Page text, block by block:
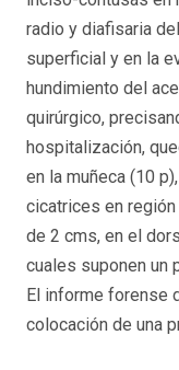
radio y diafisaria
superficial y en la
hundimiento del
quirúrgico,
hospitalización,
en la muñeca (10
cicatrices en
de 2 cms, en el
cuales suponen un
El informe forense
colocación de una